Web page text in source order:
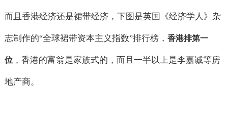
而且香港经济还是裙带经济，下图是英国《经济学人》杂
志制作的“全球裙带资本主义指数”排行榜， 香港排第一
位，香港的富翁是家族式的，而且一半以上是李嘉诚等房
地产商。